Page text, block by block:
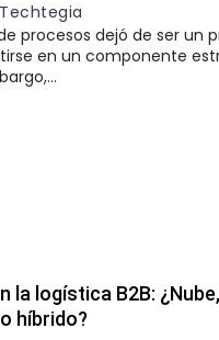
Techtegia
procesos dejó de ser un
en un componente
la logística B2B:
híbrido?